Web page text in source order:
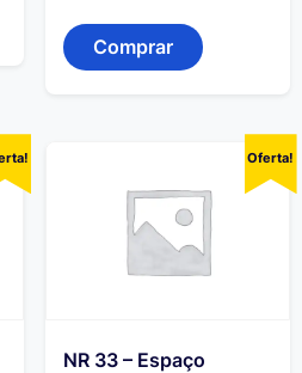
original
era:
R$1.001,00.
Comprar
Oferta!
NR 33 – Espaço